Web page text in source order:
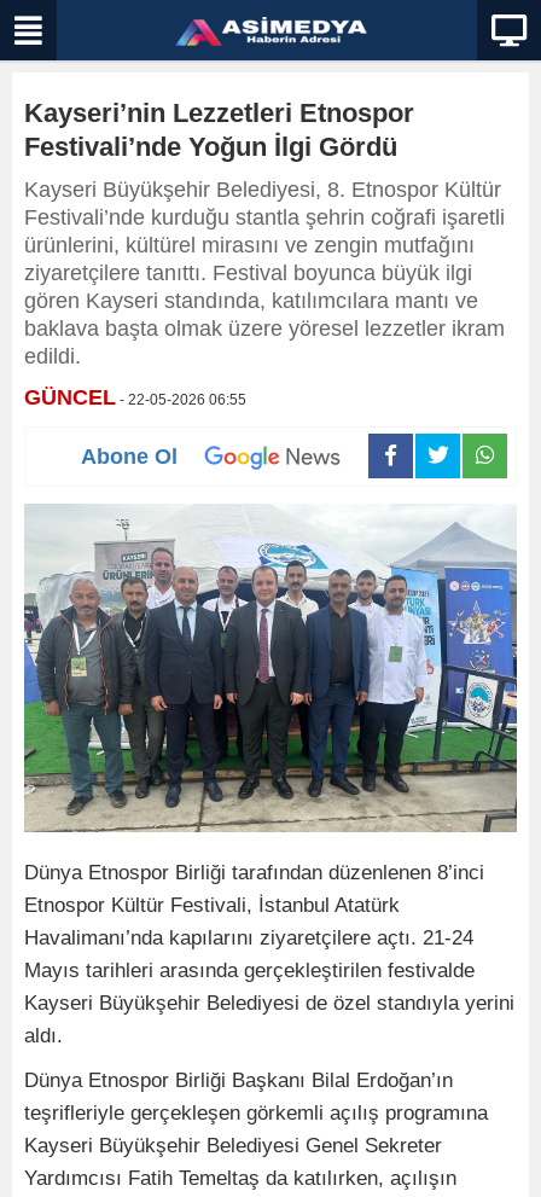
Kayseri’nin Lezzetleri Etnospor
Festivali’nde Yoğun İlgi Gördü
Kayseri Büyükşehir Belediyesi, 8. Etnospor Kültür
Festivali’nde kurduğu stantla şehrin coğrafi işaretli
ürünlerini, kültürel mirasını ve zengin mutfağını
ziyaretçilere tanıttı. Festival boyunca büyük ilgi
gören Kayseri standında, katılımcılara mantı ve
baklava başta olmak üzere yöresel lezzetler ikram
edildi.
GÜNCEL - 22-05-2026 06:55
Abone Ol
Dünya Etnospor Birliği tarafından düzenlenen 8’inci
Etnospor Kültür Festivali, İstanbul Atatürk
Havalimanı’nda kapılarını ziyaretçilere açtı. 21-24
Mayıs tarihleri arasında gerçekleştirilen festivalde
Kayseri Büyükşehir Belediyesi de özel standıyla yerini
aldı.
Dünya Etnospor Birliği Başkanı Bilal Erdoğan’ın
teşrifleriyle gerçekleşen görkemli açılış programına
Kayseri Büyükşehir Belediyesi Genel Sekreter
Yardımcısı Fatih Temeltaş da katılırken, açılışın